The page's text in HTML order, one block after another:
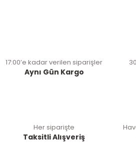
17:00’e kadar verilen siparişler
Aynı Gün Kargo
Her siparişte
Taksitli Alışveriş